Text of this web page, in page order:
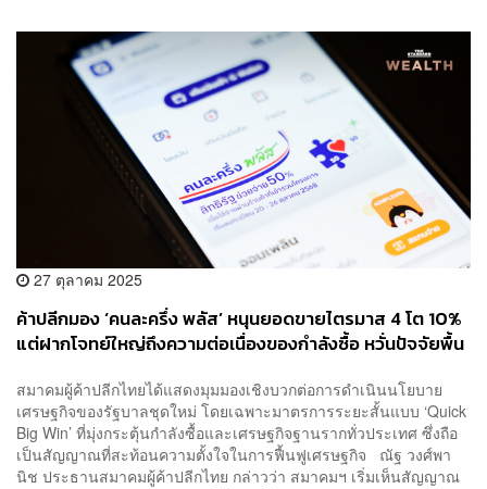
27 ตุลาคม 2025
ค้าปลีกมอง ‘คนละครึ่ง พลัส’ หนุนยอดขายไตรมาส 4 โต 10%
แต่ฝากโจทย์ใหญ่ถึงความต่อเนื่องของกำลังซื้อ หวั่นปัจจัยพื้น
สมาคมผู้ค้าปลีกไทยได้แสดงมุมมองเชิงบวกต่อการดำเนินนโยบาย
เศรษฐกิจของรัฐบาลชุดใหม่ โดยเฉพาะมาตรการระยะสั้นแบบ ‘Quick
Big Win’ ที่มุ่งกระตุ้นกำลังซื้อและเศรษฐกิจฐานรากทั่วประเทศ ซึ่งถือ
เป็นสัญญาณที่สะท้อนความตั้งใจในการฟื้นฟูเศรษฐกิจ ณัฐ วงศ์พา
นิช ประธานสมาคมผู้ค้าปลีกไทย กล่าวว่า สมาคมฯ เริ่มเห็นสัญญาณ